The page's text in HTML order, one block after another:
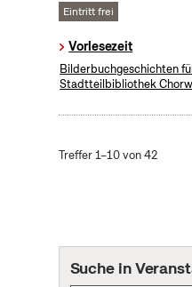
Eintritt frei
Vorlesezeit
Bilderbuchgeschichten
Stadtteilbibliothek
Treffer 1–10 von 42
Suche in